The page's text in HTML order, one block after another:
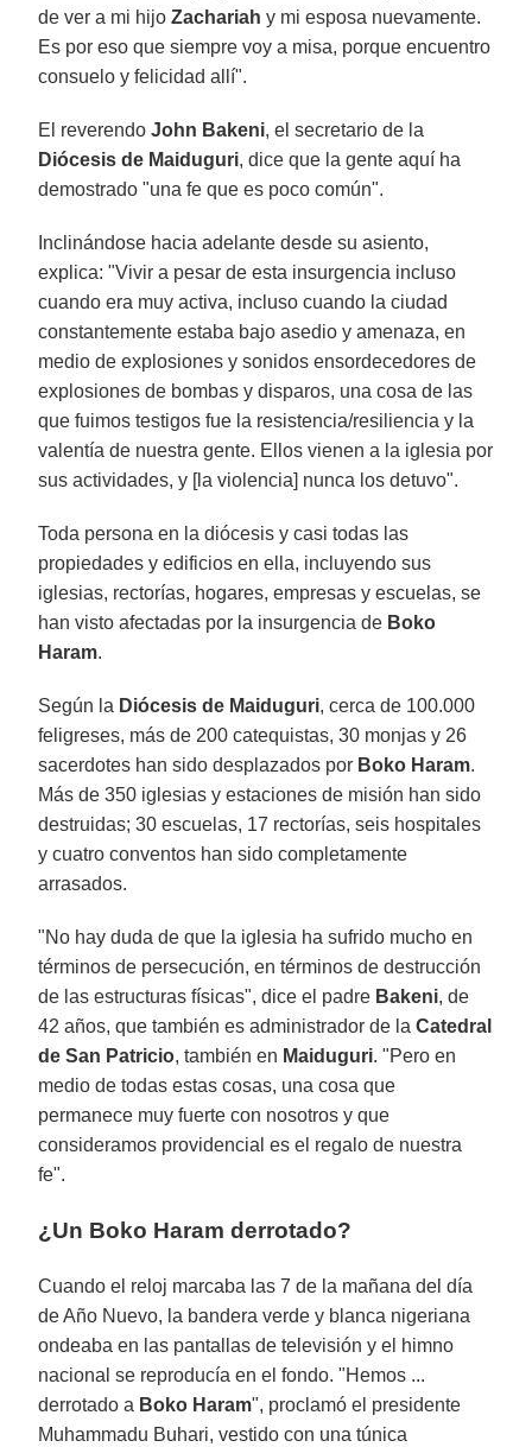
de ver a mi hijoZachariah y mi esposa nuevamente.
Es por eso que siempre voy a misa, porque encuentro
consuelo y felicidad allí".
El reverendoJohn Bakeni, el secretario de la
Diócesis de Maiduguri, dice que la gente aquí ha
demostrado "una fe que es poco común".
Inclinándose hacia adelante desde su asiento,
explica: "Vivir a pesar de esta insurgencia incluso
cuando era muy activa, incluso cuando la ciudad
constantemente estaba bajo asedio y amenaza, en
medio de explosiones y sonidos ensordecedores de
explosiones de bombas y disparos, una cosa de las
que fuimos testigos fue la resistencia/resiliencia y la
valentía de nuestra gente. Ellos vienen a la iglesia por
sus actividades, y [la violencia] nunca los detuvo".
Toda persona en la diócesis y casi todas las
propiedades y edificios en ella, incluyendo sus
iglesias, rectorías, hogares, empresas y escuelas, se
han visto afectadas por la insurgencia de Boko
Haram.
Según la Diócesis de Maiduguri, cerca de 100.000
feligreses, más de 200 catequistas, 30 monjas y 26
sacerdotes han sido desplazados por Boko Haram.
Más de 350 iglesias y estaciones de misión han sido
destruidas; 30 escuelas, 17 rectorías, seis hospitales
y cuatro conventos han sido completamente
arrasados.
"No hay duda de que la iglesia ha sufrido mucho en
términos de persecución, en términos de destrucción
de las estructuras físicas", dice el padre Bakeni, de
42 años, que también es administrador de la Catedral
de San Patricio, también en Maiduguri. "Pero en
medio de todas estas cosas, una cosa que
permanece muy fuerte con nosotros y que
consideramos providencial es el regalo de nuestra
fe".
¿Un Boko Haram derrotado?
Cuando el reloj marcaba las 7 de la mañana del día
de Año Nuevo, la bandera verde y blanca nigeriana
ondeaba en las pantallas de televisión y el himno
nacional se reproducía en el fondo. "Hemos ...
derrotado a Boko Haram", proclamó el presidente
Muhammadu Buhari, vestido con una túnica